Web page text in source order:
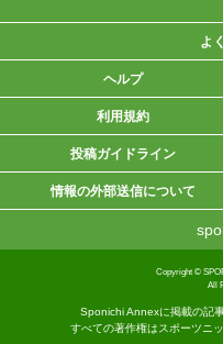
よ
ヘルプ
利用規約
投稿ガイドライン
情報の外部送信について
Copyright ©
All
Sponichi Annexに掲載の記
すべての著作権はスポーツニ